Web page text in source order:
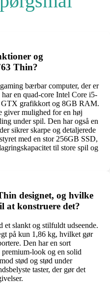
og
Thin?
bærbar computer, der er
en quad-core Intel Core i5-
GTX grafikkort og 8GB RAM.
giver mulighed for en høj
under spil. Den har også en
sikrer skarpe og detaljerede
med en stor 256GB SSD,
til store spil og
designet, og hvilke
at konstruere det?
slankt og stilfuldt udseende.
på kun 1,86 kg, hvilket gør
Den har en sort
look og en solid
stød og stød under
taster, der gør det